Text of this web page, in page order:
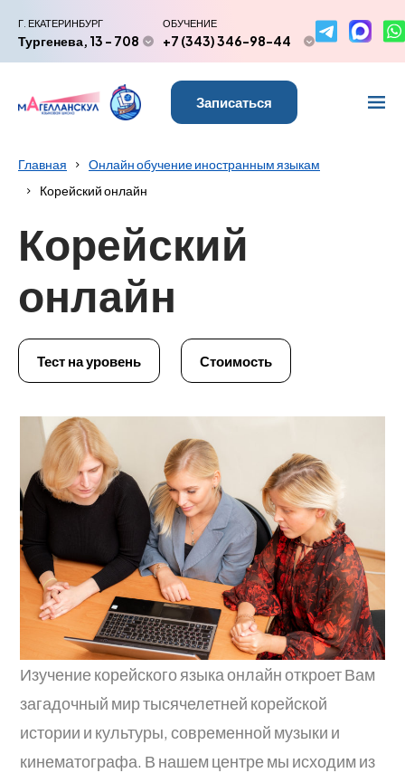
Г. ЕКАТЕРИНБУРГ
Тургенева, 13 - 708
ОБУЧЕНИЕ
+7 (343) 346-98-44
Записаться
Главная
Онлайн обучение иностранным языкам
Корейский онлайн
Корейский
онлайн
Тест на уровень Стоимость
Изучение корейского языка онлайн откроет Вам
загадочный мир тысячелетней корейской
истории и культуры, современной музыки и
кинематографа. В нашем центре мы исходим из